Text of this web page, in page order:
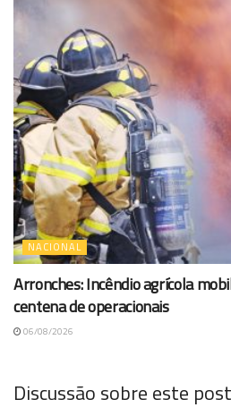
NACIONAL
Arronches: Incêndio agrícola
centena de operacionais
06/08/2026
Discussão sobre este post